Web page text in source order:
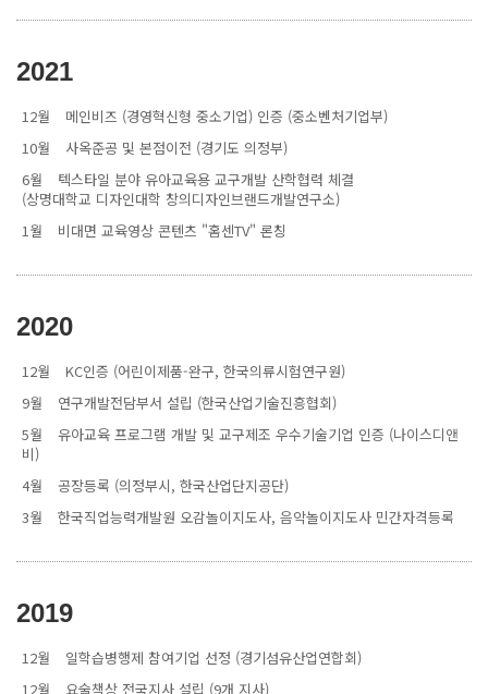
2021
12월
메인비즈 (경영혁신형 중소기업) 인증 (중소벤처기업부)
10월
사옥준공 및 본점이전 (경기도 의정부)
6월
텍스타일 분야 유아교육용 교구개발 산학협력 체결
(상명대학교 디자인대학 창의디자인브랜드개발연구소)
1월
비대면 교육영상 콘텐츠 "홈센TV" 론칭
2020
12월
KC인증 (어린이제품-완구, 한국의류시험연구원)
9월
연구개발전담부서 설립 (한국산업기술진흥협회)
5월
유아교육 프로그램 개발 및 교구제조 우수기술기업 인증 (나이스디앤
비)
4월
공장등록 (의정부시, 한국산업단지공단)
3월
한국직업능력개발원 오감놀이지도사, 음악놀이지도사 민간자격등록
2019
12월
일학습병행제 참여기업 선정 (경기섬유산업연합회)
12월
요술책상 전국지사 설립 (9개 지사)